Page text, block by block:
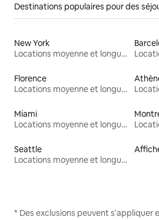
Destinations populaires pour des
New York
Locations moyenne et longue durée
Florence
Locations moyenne et longue durée
Miami
Locations moyenne et longue durée
Seattle
Locations moyenne et longue durée
* Des exclusions peuvent s'appliquer